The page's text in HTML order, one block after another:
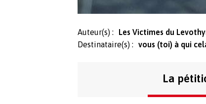
Auteur(s) :
Les Victimes du
Destinataire(s) :
vous (toi) à qui
La